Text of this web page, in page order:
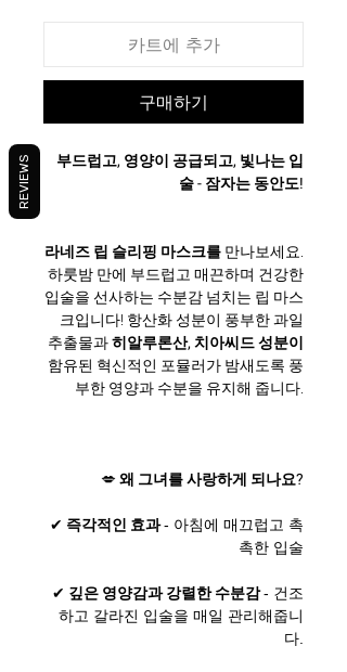
카트에 추가
구매하기
부드럽고, 영양이 공급되고, 빛나는 입
술 - 잠자는 동안도!
라네즈 립 슬리핑 마스크를만나보세요.
하룻밤 만에 부드럽고 매끈하며 건강한
입술을 선사하는 수분감 넘치는 립 마스
크입니다! 항산화 성분이 풍부한 과일
추출물과히알루론산, 치아씨드 성분이
함유된 혁신적인 포뮬러가 밤새도록 풍
부한 영양과 수분을 유지해 줍니다.
💋 왜 그녀를 사랑하게 되나요?
✔ 즉각적인 효과- 아침에 매끄럽고 촉
촉한 입술
✔ 깊은 영양감과 강렬한 수분감- 건조
하고 갈라진 입술을 매일 관리해줍니
다.
REVIEWS